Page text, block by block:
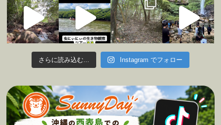
さらに読み込む... Instagram でフォロー